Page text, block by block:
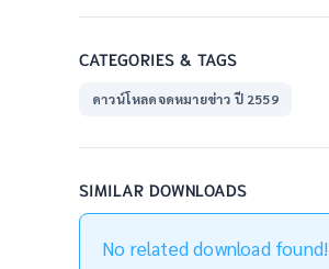
CATEGORIES & TAGS
ดาวน์โหลดจดหมายข่าว ปี 2559
SIMILAR DOWNLOADS
No related download found!